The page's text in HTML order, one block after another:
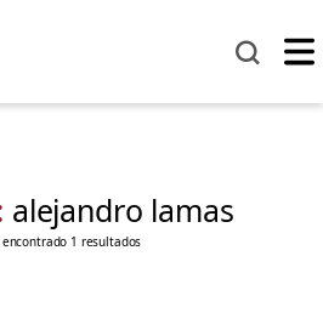
alejandro lamas
encontrado 1 resultados